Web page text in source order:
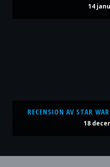
14
RECENSION AV STAR
18